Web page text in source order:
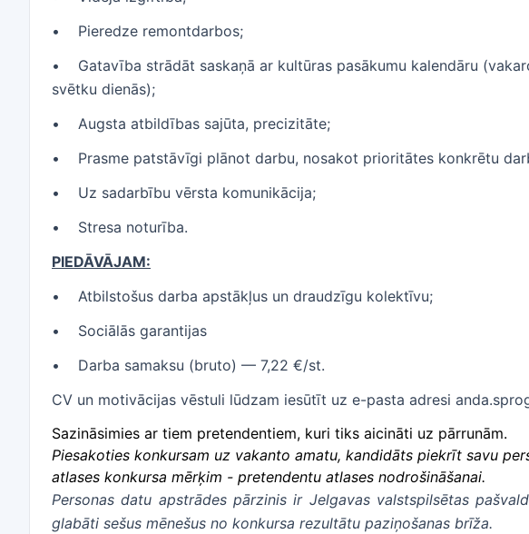
• Pieredze remontdarbos;
• Gatavība strādāt saskaņā ar kultūras pasākumu kalendāru
svētku dienās);
• Augsta atbildības sajūta, precizitāte;
• Prasme patstāvīgi plānot darbu, nosakot prioritātes konkrētu
• Uz sadarbību vērsta komunikācija;
• Stresa noturība.
PIEDĀVĀJAM:
• Atbilstošus darba apstākļus un draudzīgu kolektīvu;
• Sociālās garantijas
• Darba samaksu (bruto) — 7,22 €/st.
CV un motivācijas vēstuli lūdzam iesūtīt uz e-pasta adresi
Sazināsimies ar tiem pretendentiem, kuri tiks aicināti uz pārrunām.
Piesakoties konkursam uz vakanto amatu, kandidāts piekrīt savu
atlases konkursa mērķim - pretendentu atlases nodrošināšanai.
Personas datu apstrādes pārzinis ir Jelgavas valstspilsētas
glabāti sešus mēnešus no konkursa rezultātu paziņošanas brīža.